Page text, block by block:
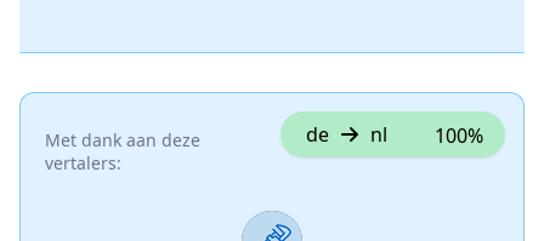
Met dank aan deze
vertalers:
de nl 100%